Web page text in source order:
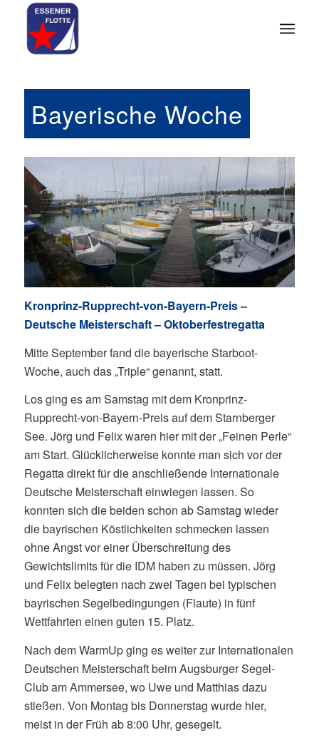
Bayerische Woche
Oktoberfestregatta 2018
Kronprinz-Rupprecht-von-Bayern-Preis –
Deutsche Meisterschaft – Oktoberfestregatta
Mitte September fand die bayerische Starboot-
Woche, auch das „Triple“ genannt, statt.
Los ging es am Samstag mit dem Kronprinz-
Rupprecht-von-Bayern-Preis auf dem Starnberger
See. Jörg und Felix waren hier mit der „Feinen Perle“
am Start. Glücklicherweise konnte man sich vor der
Regatta direkt für die anschließende Internationale
Deutsche Meisterschaft einwiegen lassen. So
konnten sich die beiden schon ab Samstag wieder
die bayrischen Köstlichkeiten schmecken lassen
ohne Angst vor einer Überschreitung des
Gewichtslimits für die IDM haben zu müssen. Jörg
und Felix belegten nach zwei Tagen bei typischen
bayrischen Segelbedingungen (Flaute) in fünf
Wettfahrten einen guten 15. Platz.
Nach dem WarmUp ging es weiter zur Internationalen
Deutschen Meisterschaft beim Augsburger Segel-
Club am Ammersee, wo Uwe und Matthias dazu
stießen. Von Montag bis Donnerstag wurde hier,
meist in der Früh ab 8:00 Uhr, gesegelt.